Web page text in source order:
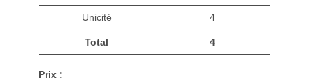
Unicité 4
Total 4
Prix :